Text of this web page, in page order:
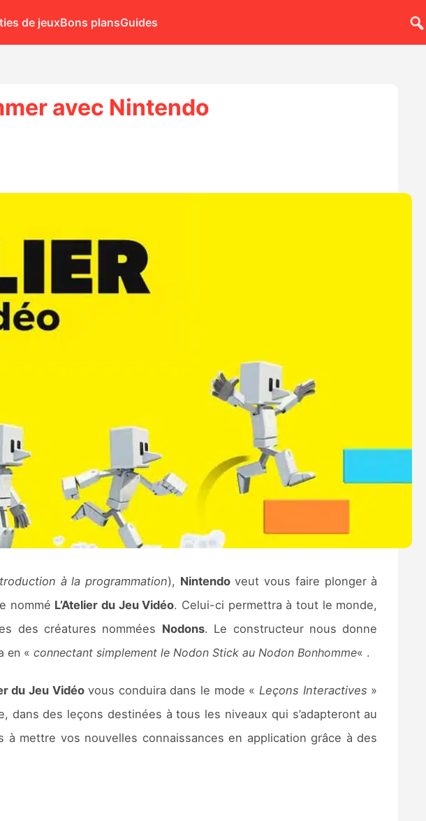
de jeuxBons plansGuides
avec Nintendo
à la programmation), Nintendoveut vous faire plonger à
nommé L’Atelier du Jeu Vidéo. Celui-ci permettra à tout le monde,
des créatures nommées Nodons. Le constructeur nous donne
en « connectant simplement le Nodon Stick au Nodon Bonhomme« .
du Jeu Vidéovous conduira dans le mode «Leçons Interactives »
des leçons destinées à tous les niveaux qui s’adapteront au
mettre vos nouvelles connaissances en application grâce à des